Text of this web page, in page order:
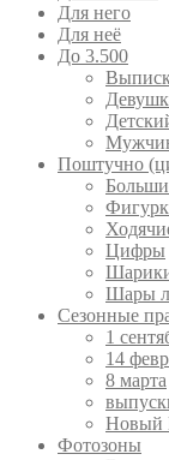
Для него
Для неё
До 3.500
Поштучно
Цифры
Шары
Сезонные
1
14
8 марта
Новый
Фотозоны